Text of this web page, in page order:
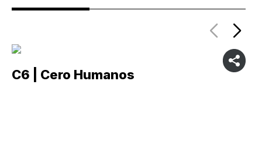
C6 | Cero Humanos